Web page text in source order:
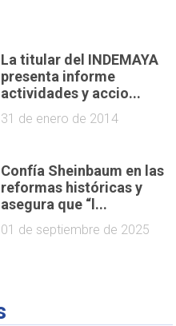
La titular del INDEMAYA
presenta informe
actividades y accio...
31 de enero de 2014
Confía Sheinbaum en las
reformas históricas y
asegura que “l...
01 de septiembre de 2025